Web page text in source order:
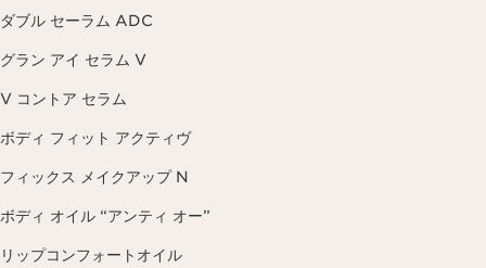
ダブル セーラム ADC
グラン アイ セラム V
V コントア セラム
ボディ フィット アクティヴ
フィックス メイクアップ N
ボディ オイル “アンティ オー”
リップコンフォートオイル